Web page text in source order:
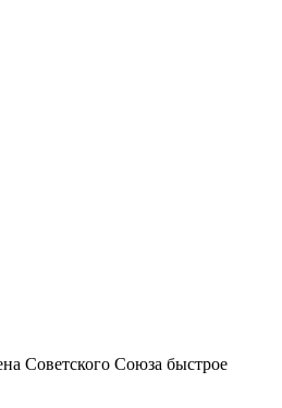
Советского Союза быстрое